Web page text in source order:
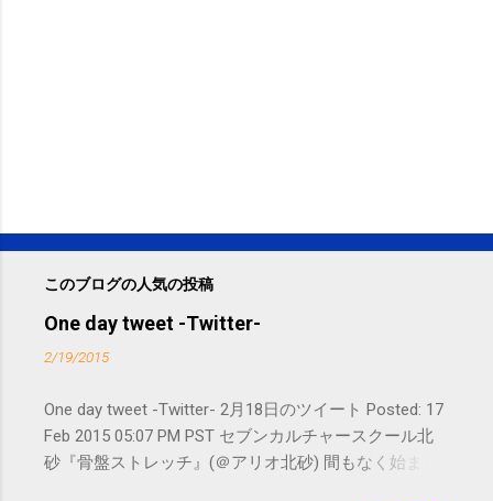
このブログの人気の投稿
One day tweet -Twitter-
2/19/2015
One day tweet -Twitter- 2月18日のツイート Posted: 17
Feb 2015 05:07 PM PST セブンカルチャースクール北
砂『骨盤ストレッチ』(＠アリオ北砂) 間もなく始まり